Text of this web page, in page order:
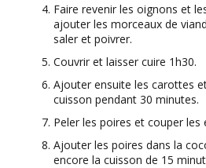
Faire revenir les oignons et
ajouter les morceaux de
saler et poivrer.
Couvrir et laisser cuire 1h30.
Ajouter ensuite les carottes
cuisson pendant 30 minutes.
Peler les poires et couper les
Ajouter les poires dans la
encore la cuisson de 15